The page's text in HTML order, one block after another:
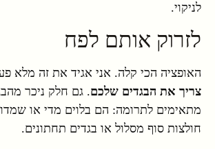
לניקוי.
לזרוק אותם לפח
האופציה הכי קלה. אני אגיד את זה מלא
צריך את הבגדים שלכם. גם חלק ניכר
מתאימים לתרומה: הם בלוים מדי או
חולצות סוף מסלול או בגדים תחתונים.